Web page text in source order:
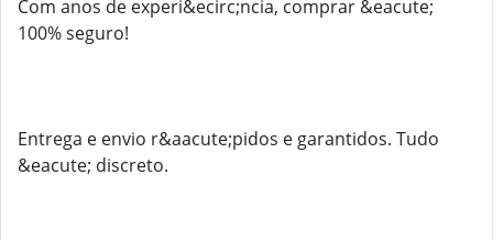
Com anos de experi&ecirc;ncia, comprar &eacute;
100% seguro!
Entrega e envio r&aacute;pidos e garantidos. Tudo
&eacute; discreto.